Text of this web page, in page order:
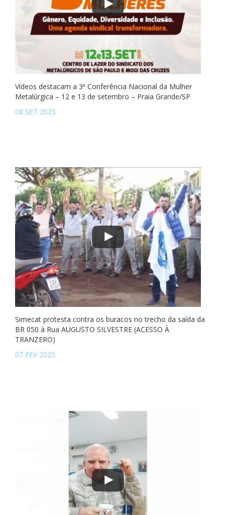
Vídeos destacam a 3ª Conferência Nacional da Mulher
Metalúrgica – 12 e 13 de setembro – Praia Grande/SP
08 SET 2025
Simecat protesta contra os buracos no trecho da saída da
BR 050 à Rua AUGUSTO SILVESTRE (ACESSO À
TRANZERO)
07 FEV 2025